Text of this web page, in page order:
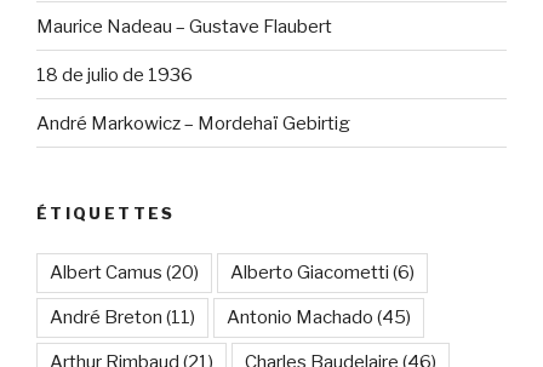
Maurice Nadeau – Gustave Flaubert
18 de julio de 1936
André Markowicz – Mordehaï Gebirtig
ÉTIQUETTES
Albert Camus (20) Alberto Giacometti (6)
André Breton (11) Antonio Machado (45)
Arthur Rimbaud (21) Charles Baudelaire (46)